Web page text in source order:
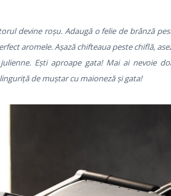
devine roșu. Adaugă o felie de brânză
aromele. Așază chifteaua peste chiflă,
Ești aproape gata! Mai ai nevoie
de muștar cu maioneză și gata!